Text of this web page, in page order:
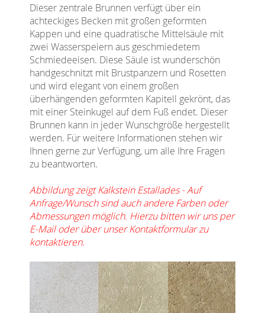
Dieser zentrale Brunnen verfügt über ein
achteckiges Becken mit großen geformten
Kappen und eine quadratische Mittelsäule mit
zwei Wasserspeiern aus geschmiedetem
Schmiedeeisen. Diese Säule ist wunderschön
handgeschnitzt mit Brustpanzern und Rosetten
und wird elegant von einem großen
überhängenden geformten Kapitell gekrönt, das
mit einer Steinkugel auf dem Fuß endet. Dieser
Brunnen kann in jeder Wunschgröße hergestellt
werden. Für weitere Informationen stehen wir
Ihnen gerne zur Verfügung, um alle Ihre Fragen
zu beantworten.
Abbildung zeigt Kalkstein Estallades - Auf
Anfrage/Wunsch sind auch andere Farben oder
Abmessungen möglich. Hierzu bitten wir uns per
E-Mail oder über unser Kontaktformular zu
kontaktieren.